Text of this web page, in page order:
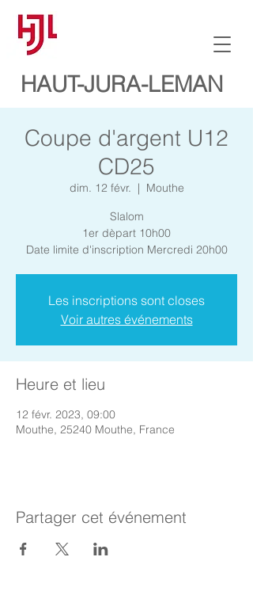
HAUT-JURA-LEMAN
Coupe d'argent U12
CD25
dim. 12 févr.
  |
Mouthe
Slalom
1er dèpart 10h00
Date limite d'inscription Mercredi 20h00
Les inscriptions sont closes
Voir autres événements
Heure et lieu
12 févr. 2023, 09:00
Mouthe, 25240 Mouthe, France
Partager cet événement